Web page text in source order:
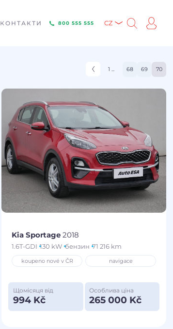
КОНТАКТИ 800 555 555 CZ
1 ... 68 69 70
Kia Sportage 2018
1.6T-GDI 130 kW бензин 71 216 km
koupeno nové v ČR navigace
Щомісяця від
994 Kč
Особлива ціна
265 000 Kč